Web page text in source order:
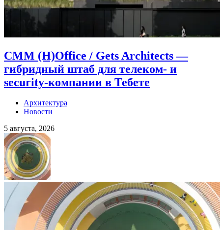
CMM (H)Office / Gets Architects —
гибридный штаб для телеком- и
security-компании в Тебете
Архитектура
Новости
5 августа, 2026